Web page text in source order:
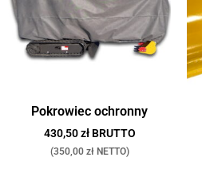
Pokrowiec ochronny
430,50 zł BRUTTO
(350,00 zł NETTO)